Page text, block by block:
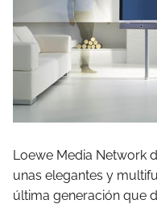
Loewe Media Network
unas elegantes y
última generación que